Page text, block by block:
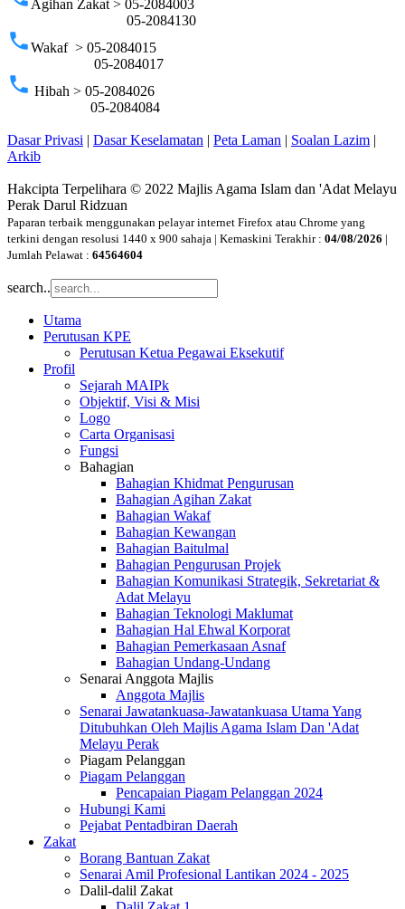
Agihan Zakat > 05-2084003
05-2084130
phoneWakaf > 05-2084015
05-2084017
phone Hibah > 05-2084026
05-2084084
Dasar Privasi | Dasar Keselamatan | Peta Laman | Soalan Lazim |
Arkib
Hakcipta Terpelihara © 2022 Majlis Agama Islam dan 'Adat Melayu
Perak Darul Ridzuan
Paparan terbaik menggunakan pelayar internet Firefox atau Chrome yang
terkini dengan resolusi 1440 x 900 sahaja | Kemaskini Terakhir : 04/08/2026 |
Jumlah Pelawat : 64564604
search..
Utama
Perutusan KPE
Perutusan Ketua Pegawai Eksekutif
Profil
Sejarah MAIPk
Objektif, Visi & Misi
Logo
Carta Organisasi
Fungsi
Bahagian
Bahagian Khidmat Pengurusan
Bahagian Agihan Zakat
Bahagian Wakaf
Bahagian Kewangan
Bahagian Baitulmal
Bahagian Pengurusan Projek
Bahagian Komunikasi Strategik, Sekretariat &
Adat Melayu
Bahagian Teknologi Maklumat
Bahagian Hal Ehwal Korporat
Bahagian Pemerkasaan Asnaf
Bahagian Undang-Undang
Senarai Anggota Majlis
Anggota Majlis
Senarai Jawatankuasa-Jawatankuasa Utama Yang
Ditubuhkan Oleh Majlis Agama Islam Dan 'Adat
Melayu Perak
Piagam Pelanggan
Piagam Pelanggan
Pencapaian Piagam Pelanggan 2024
Hubungi Kami
Pejabat Pentadbiran Daerah
Zakat
Borang Bantuan Zakat
Senarai Amil Profesional Lantikan 2024 - 2025
Dalil-dalil Zakat